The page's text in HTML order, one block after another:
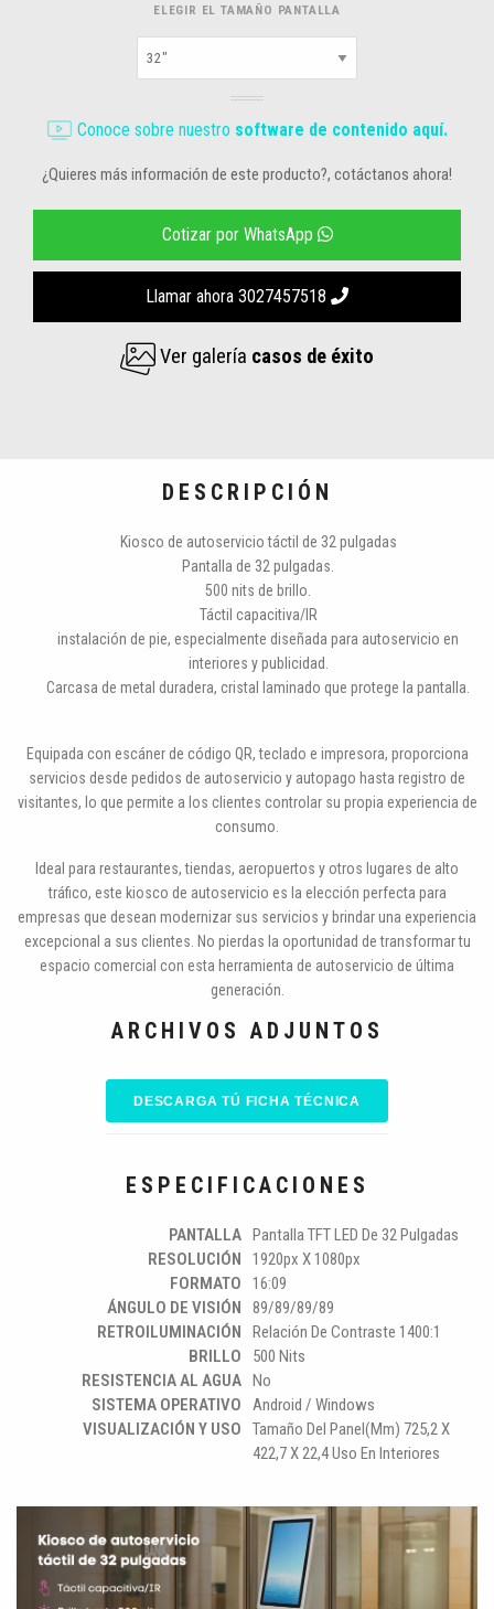
ELEGIR EL TAMAÑO PANTALLA
Conoce sobre nuestro software de contenido aquí.
¿Quieres más información de este producto?, cotáctanos ahora!
Cotizar por WhatsApp
Llamar ahora 3027457518
Ver galería casos de éxito
DESCRIPCIÓN
Kiosco de autoservicio táctil de 32 pulgadas
Pantalla de 32 pulgadas.
500 nits de brillo.
Táctil capacitiva/IR
instalación de pie, especialmente diseñada para autoservicio en
interiores y publicidad.
Carcasa de metal duradera, cristal laminado que protege la pantalla.
Equipada con escáner de código QR, teclado e impresora, proporciona
servicios desde pedidos de autoservicio y autopago hasta registro de
visitantes, lo que permite a los clientes controlar su propia experiencia de
consumo.
Ideal para restaurantes, tiendas, aeropuertos y otros lugares de alto
tráfico, este kiosco de autoservicio es la elección perfecta para
empresas que desean modernizar sus servicios y brindar una experiencia
excepcional a sus clientes. No pierdas la oportunidad de transformar tu
espacio comercial con esta herramienta de autoservicio de última
generación.
ARCHIVOS ADJUNTOS
DESCARGA TÚ FICHA TÉCNICA
ESPECIFICACIONES
PANTALLA Pantalla TFT LED De 32 Pulgadas
RESOLUCIÓN
1920px X 1080px
FORMATO
16:09
ÁNGULO DE VISIÓN
89/89/89/89
RETROILUMINACIÓN
Relación De Contraste 1400:1
BRILLO
500 Nits
RESISTENCIA AL AGUA No
SISTEMA OPERATIVO
Android / Windows
VISUALIZACIÓN Y USO
Tamaño Del Panel(mm) 725,2 X
422,7 X 22,4 Uso En Interiores